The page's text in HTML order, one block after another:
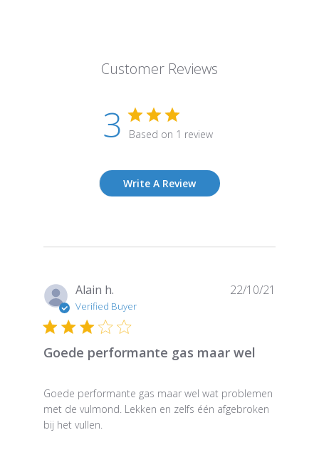
Customer Reviews
3 Based on 1 review
Write A Review
Alain h.
Verified Buyer
Goede performante gas maar wel
Goede performante gas maar wel wat problemen
met de vulmond. Lekken en zelfs één afgebroken
bij het vullen.
22/10/21